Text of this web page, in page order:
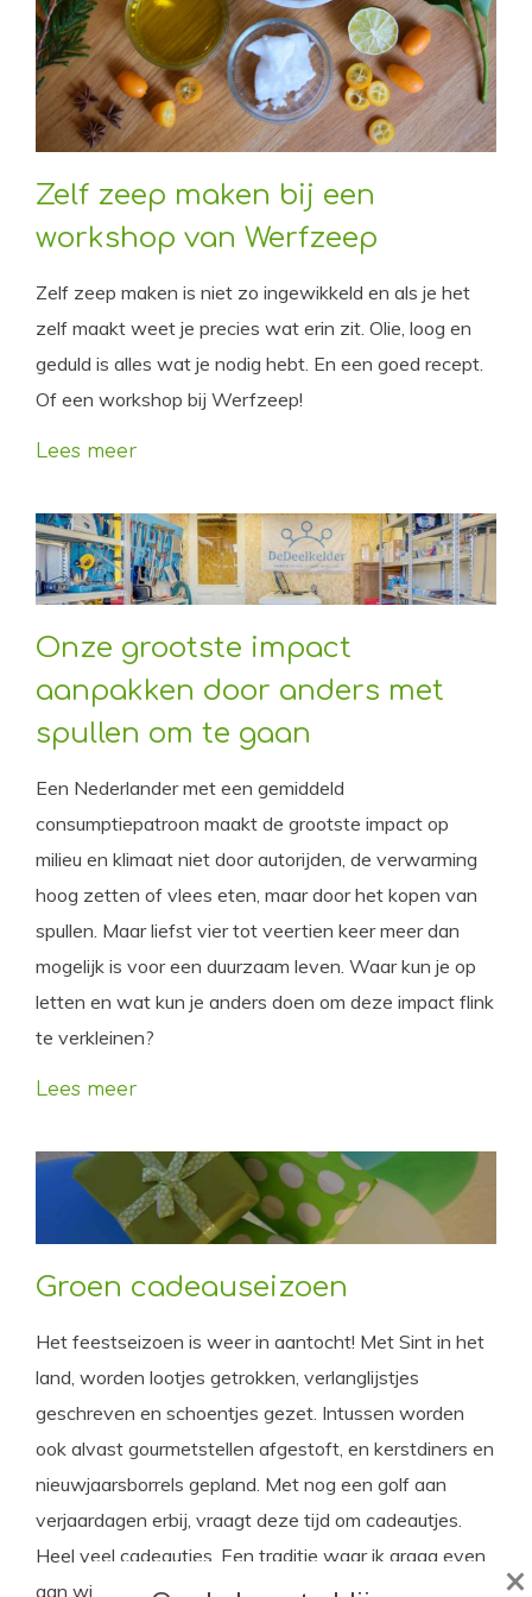
Zelf zeep maken bij een
workshop van Werfzeep
Zelf zeep maken is niet zo ingewikkeld en als je het
zelf maakt weet je precies wat erin zit. Olie, loog en
geduld is alles wat je nodig hebt. En een goed recept.
Of een workshop bij Werfzeep!
Lees meer
Onze grootste impact
aanpakken door anders met
spullen om te gaan
Een Nederlander met een gemiddeld
consumptiepatroon maakt de grootste impact op
milieu en klimaat niet door autorijden, de verwarming
hoog zetten of vlees eten, maar door het kopen van
spullen. Maar liefst vier tot veertien keer meer dan
mogelijk is voor een duurzaam leven. Waar kun je op
letten en wat kun je anders doen om deze impact flink
te verkleinen?
Lees meer
Groen cadeauseizoen
Het feestseizoen is weer in aantocht! Met Sint in het
land, worden lootjes getrokken, verlanglijstjes
geschreven en schoentjes gezet. Intussen worden
ook alvast gourmetstellen afgestoft, en kerstdiners en
nieuwjaarsborrels gepland. Met nog een golf aan
verjaardagen erbij, vraagt deze tijd om cadeautjes.
Heel veel cadeautjes. Een traditie waar ik graag even
aan wil morrelen.
×